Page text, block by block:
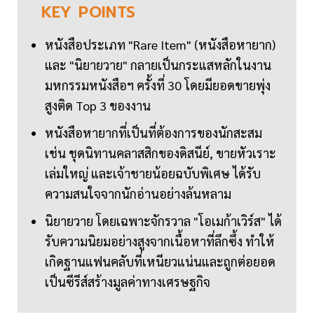
KEY POINTS
หนังสือประเภท "Rare Item" (หนังสือหายาก)
และ "นิยายวาย" กลายเป็นกระแสหลักในงาน
มหกรรมหนังสือฯ ครั้งที่ 30 โดยมียอดขายพุ่ง
สูงติด Top 3 ของงาน
หนังสือหายากที่เป็นที่ต้องการของนักสะสม
เช่น ชุดนิทานคลาสสิกของดิสนีย์, ขายหัวเราะ
เล่มใหญ่ และเจ้าชายน้อยฉบับพิเศษ ได้รับ
ความสนใจจากนักอ่านอย่างล้นหลาม
นิยายวาย โดยเฉพาะจักรวาล "โอเมก้าเวิร์ส" ได้
รับความนิยมอย่างสูงจากเนื้อหาที่ลึกซึ้ง ทำให้
เกิดฐานแฟนคลับที่เหนียวแน่นและถูกต่อยอด
เป็นซีรีส์สร้างมูลค่าทางเศรษฐกิจ